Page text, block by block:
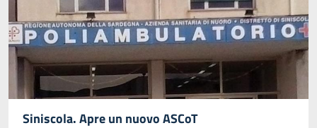
Siniscola. Apre un nuovo ASCoT